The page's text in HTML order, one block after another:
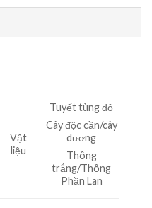
Vật
liệu
Tuyết tùng đỏ
Cây độc cần/cây
dương
Thông
trắng/Thông
Phần Lan